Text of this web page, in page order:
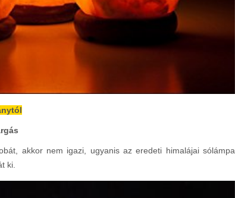
akkor nem igazi, ugyanis az eredeti himalájai sólámpa
ki.